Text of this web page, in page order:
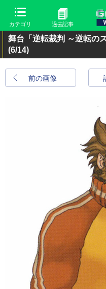
カテゴリ 過去記事
舞台「逆転裁判 ～逆転の
(6/14)
前の画像